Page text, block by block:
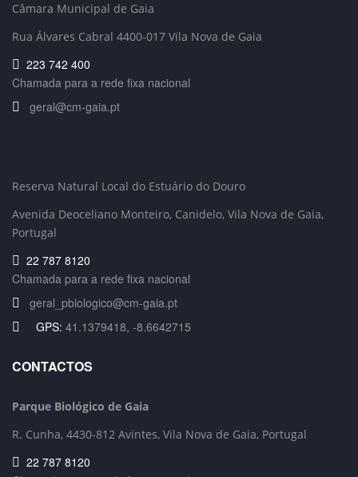
Câmara Municipal de Gaia
Rua Álvares Cabral 4400-017 Vila Nova de Gaia
223 742 400
Chamada para a rede fixa nacional
geral@cm-gaia.pt
Reserva Natural Local do Estuário do Douro
Avenida Deoceliano Monteiro, Canidelo, Vila Nova de Gaia,
Portugal
22 787 8120
Chamada para a rede fixa nacional
geral_pbiologico@cm-gaia.pt
GPS: 41.1379418, -8.6642715
CONTACTOS
Parque Biológico de Gaia
R. Cunha, 4430-812 Avintes, Vila Nova de Gaia, Portugal
22 787 8120